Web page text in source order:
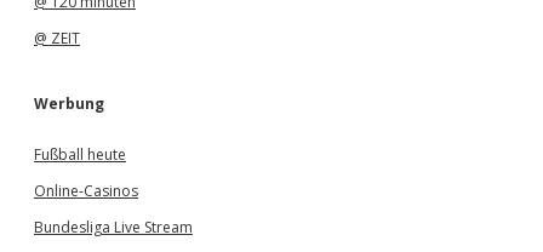
@ ZEIT
Werbung
Fußball heute
Online-Casinos
Bundesliga Live Stream